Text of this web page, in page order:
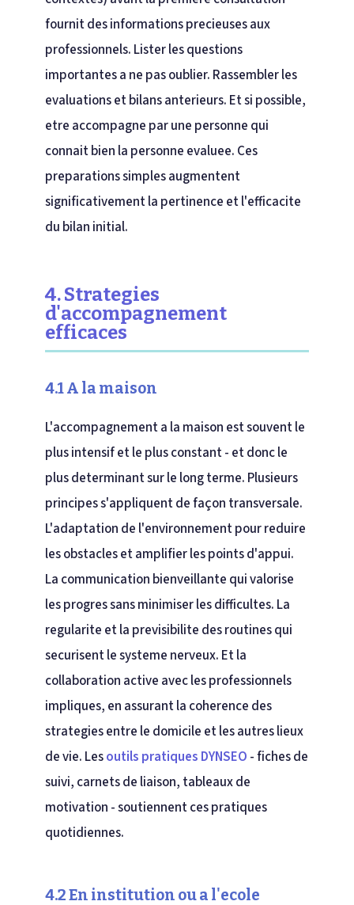
fournit des informations precieuses aux
professionnels. Lister les questions
importantes a ne pas oublier. Rassembler les
evaluations et bilans anterieurs. Et si possible,
etre accompagne par une personne qui
connait bien la personne evaluee. Ces
preparations simples augmentent
significativement la pertinence et l'efficacite
du bilan initial.
4. Strategies
d'accompagnement
efficaces
4.1 A la maison
L'accompagnement a la maison est souvent le
plus intensif et le plus constant - et donc le
plus determinant sur le long terme. Plusieurs
principes s'appliquent de façon transversale.
L'adaptation de l'environnement pour reduire
les obstacles et amplifier les points d'appui.
La communication bienveillante qui valorise
les progres sans minimiser les difficultes. La
regularite et la previsibilite des routines qui
securisent le systeme nerveux. Et la
collaboration active avec les professionnels
impliques, en assurant la coherence des
strategies entre le domicile et les autres lieux
de vie. Lesoutils pratiques DYNSEO - fiches de
suivi, carnets de liaison, tableaux de
motivation - soutiennent ces pratiques
quotidiennes.
4.2 En institution ou a l'ecole